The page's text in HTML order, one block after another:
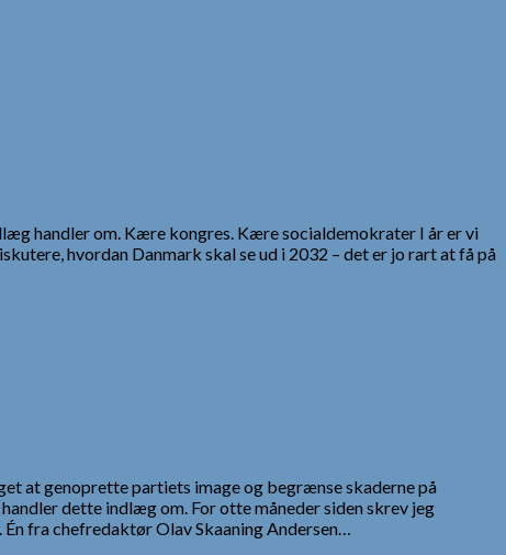
handler om. Kære kongres. Kære socialdemokrater I år er vi
hvordan Danmark skal se ud i 2032 – det er jo rart at få på
at genoprette partiets image og begrænse skaderne på
dette indlæg om. For otte måneder siden skrev jeg
fra chefredaktør Olav Skaaning Andersen…